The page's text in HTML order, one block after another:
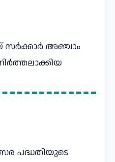
സർക്കാർ അഞ്ചാം
പദ്ധതിയുടെ